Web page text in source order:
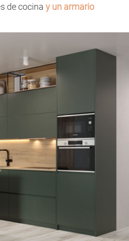
de cocina y un armario